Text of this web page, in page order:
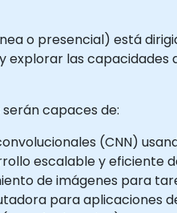
o presencial) está
las
capaces de:
(CNN)
escalable y eficiente
de imágenes para
para aplicaciones